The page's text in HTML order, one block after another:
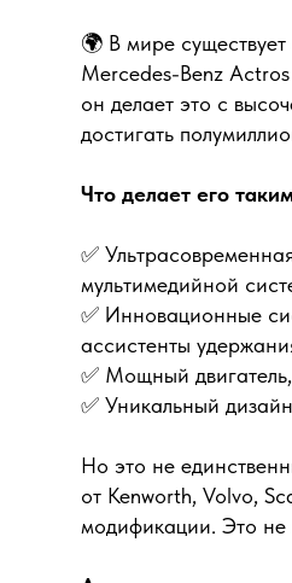
🌍 В мире
Mercedes-Benz
он делает это с
достигать
Что делает его
✅
мультимедийной
✅ Инновационные
ассистенты
✅ Мощный
✅ Уникальный
Но это не
от Kenworth, Volvo,
модификации. Это не